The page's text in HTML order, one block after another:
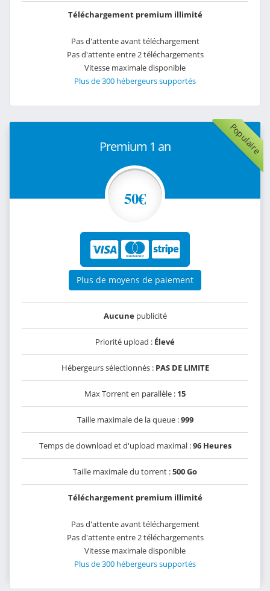
Téléchargement premium illimité
Pas d'attente avant téléchargement
Pas d'attente entre 2 téléchargements
Vitesse maximale disponible
Plus de 300 hébergeurs supportés
Populaire
Premium 1 an
50€
Plus de moyens de paiement
Aucunepublicité
Priorité upload : Élevé
Hébergeurs sélectionnés : PAS DE LIMITE
Max Torrent en parallèle : 15
Taille maximale de la queue :999
Temps de download et d'upload maximal :96 Heures
Taille maximale du torrent :500 Go
Téléchargement premium illimité
Pas d'attente avant téléchargement
Pas d'attente entre 2 téléchargements
Vitesse maximale disponible
Plus de 300 hébergeurs supportés